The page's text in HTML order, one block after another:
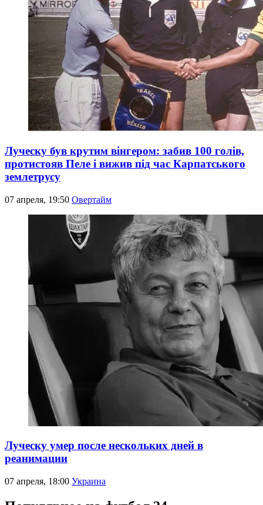
Луческу був крутим вінгером: забив 100 голів,
протистояв Пеле і вижив під час Карпатського
землетрусу
07 апреля, 19:50 Овертайм
Луческу умер после нескольких дней в
реанимации
07 апреля, 18:00 Украина